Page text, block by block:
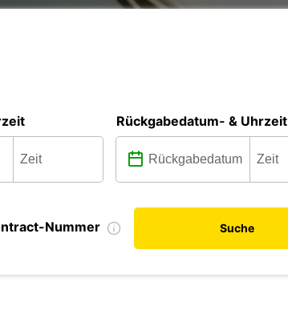
Rückgabedatum- & Uhrzeit
Nummer Suche